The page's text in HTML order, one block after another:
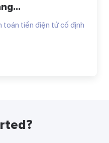
toán tiền điện tử cố định